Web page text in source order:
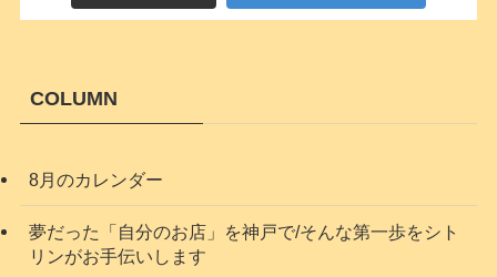
COLUMN
8月のカレンダー
夢だった「自分のお店」を神戸で/そんな第一歩をシト
リンがお手伝いします